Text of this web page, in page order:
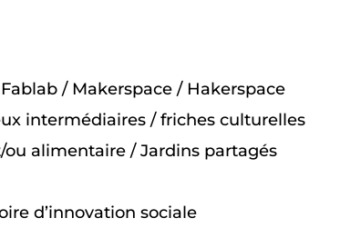
/ Makerspace / Hakerspace
intermédiaires / friches culturelles
alimentaire / Jardins partagés
d’innovation sociale